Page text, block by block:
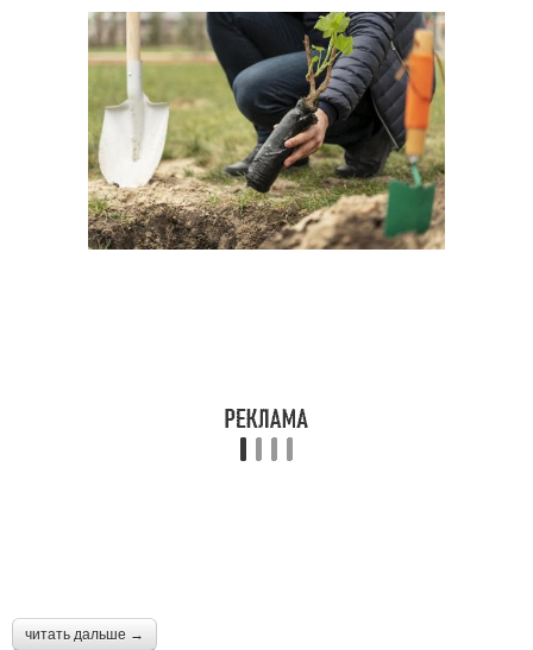
читать дальше →